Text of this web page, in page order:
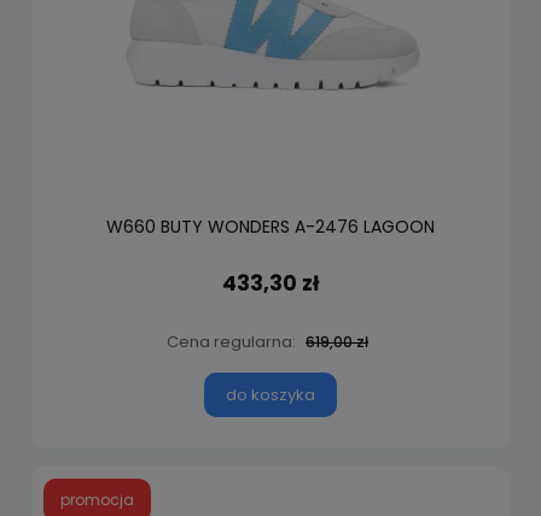
W660 BUTY WONDERS A-2476 LAGOON
433,30 zł
Cena regularna: 619,00 zł
do koszyka
promocja